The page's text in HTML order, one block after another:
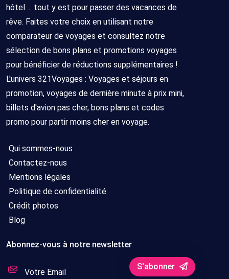
hôtel ... tout y est pour passer des vacances de
rêve. Faites votre choix en utilisant notre
comparateur de voyages et consultez notre
sélection de bons plans et promotions voyages
pour bénéficier de réductions supplémentaires !
L'univers 321Voyages : Voyages et séjours en
promotion, voyages de dernière minute à prix mini,
billets d'avion pas cher, bons plans et codes
promo pour partir moins cher en voyage.
Qui sommes-nous
Contactez-nous
Mentions légales
Politique de confidentialité
Crédit photos
Blog
Abonnez-vous à notre newsletter
S'abonner